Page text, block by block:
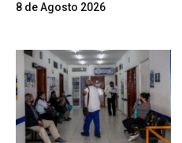
8 de Agosto 2026